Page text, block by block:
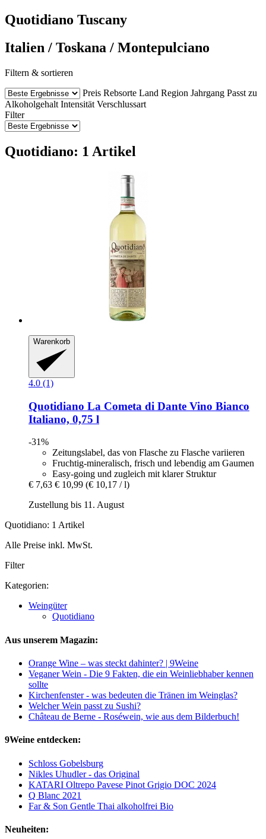
Quotidiano Tuscany
Italien / Toskana / Montepulciano
Filtern & sortieren
Preis Rebsorte Land Region Jahrgang Passt zu
Alkoholgehalt Intensität Verschlussart
Filter
Quotidiano: 1 Artikel
Warenkorb
4.0 (1)
Quotidiano La Cometa di Dante Vino Bianco
Italiano, 0,75 l
-31%
Zeitungslabel, das von Flasche zu Flasche variieren
Fruchtig-mineralisch, frisch und lebendig am Gaumen
Easy-going und zugleich mit klarer Struktur
€ 7,63 € 10,99 (€ 10,17 / l)
Zustellung bis 11. August
Quotidiano: 1 Artikel
Alle Preise inkl. MwSt.
Filter
Kategorien:
Weingüter
Quotidiano
Aus unserem Magazin:
Orange Wine – was steckt dahinter? | 9Weine
Veganer Wein - Die 9 Fakten, die ein Weinliebhaber kennen
sollte
Kirchenfenster - was bedeuten die Tränen im Weinglas?
Welcher Wein passt zu Sushi?
Château de Berne - Roséwein, wie aus dem Bilderbuch!
9Weine entdecken:
Schloss Gobelsburg
Nikles Uhudler - das Original
KATARI Oltrepo Pavese Pinot Grigio DOC 2024
Q Blanc 2021
Far & Son Gentle Thai alkoholfrei Bio
Neuheiten: